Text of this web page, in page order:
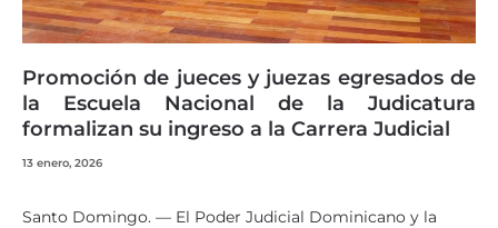
Promoción de jueces y juezas egresados de
la Escuela Nacional de la Judicatura
formalizan su ingreso a la Carrera Judicial
13 enero, 2026
Santo Domingo. — El Poder Judicial Dominicano y la